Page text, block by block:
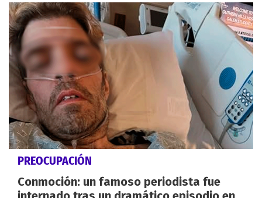
PREOCUPACIÓN
Conmoción: un famoso periodista fue